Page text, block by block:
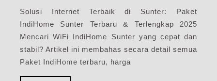
Pasang
WiFi
IndiHome
Terbaru
Solusi Internet Terbaik di Sunter: Paket
IndiHome Sunter Terbaru & Terlengkap 2025
Mencari WiFi IndiHome Sunter yang cepat dan
stabil? Artikel ini membahas secara detail semua
Paket IndiHome terbaru, harga